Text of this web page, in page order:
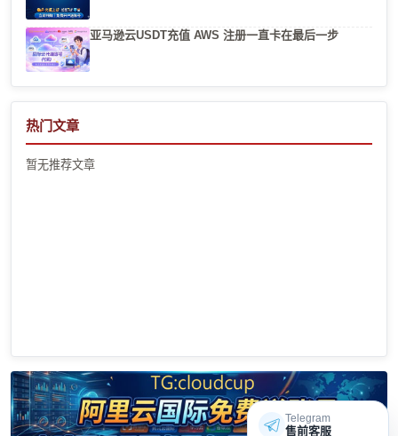
亚马逊云USDT充值 AWS 注册一直卡在最后一步
热门文章
暂无推荐文章
Telegram
售前客服